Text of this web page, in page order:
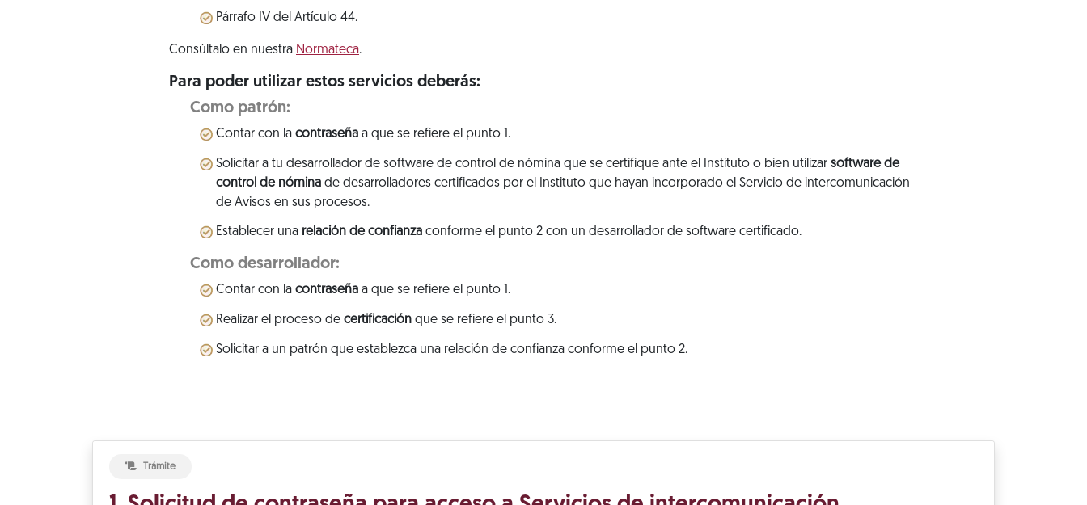
Párrafo IV del Artículo 44.
Consúltalo en nuestra Normateca.
Para poder utilizar estos servicios deberás:
Como patrón:
Contar con la contraseña a que se refiere el punto 1.
Solicitar a tu desarrollador de software de control de nómina que se certifique ante el Instituto o bien utilizar software de
control de nómina de desarrolladores certificados por el Instituto que hayan incorporado el Servicio de intercomunicación
de Avisos en sus procesos.
Establecer una relación de confianza conforme el punto 2 con un desarrollador de software certificado.
Como desarrollador:
Contar con la contraseña a que se refiere el punto 1.
Realizar el proceso de certificación que se refiere el punto 3.
Solicitar a un patrón que establezca una relación de confianza conforme el punto 2.
Trámite